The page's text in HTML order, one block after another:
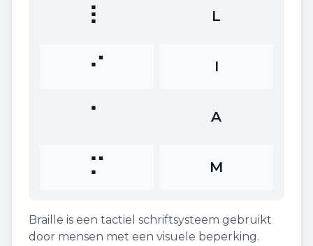
⠇ L
⠊ I
⠁ A
⠍ M
Braille is een tactiel schriftsysteem gebruikt
door mensen met een visuele beperking.